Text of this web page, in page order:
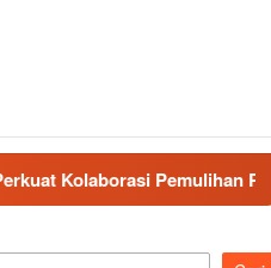
Pascabencana dan